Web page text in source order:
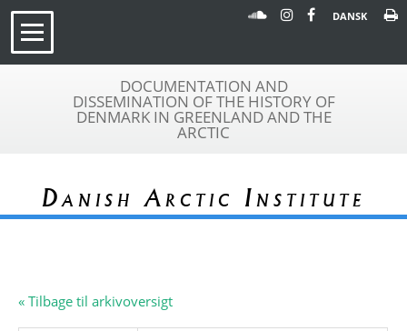
DANSK
DOCUMENTATION AND
DISSEMINATION OF THE HISTORY OF
DENMARK IN GREENLAND AND THE
ARCTIC
Danish Arctic Institute
« Tilbage til arkivoversigt